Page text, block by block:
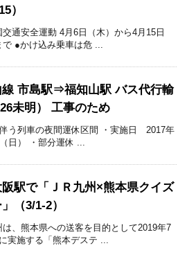
）
交通安全運動 4月6日（木）から4月15日
で ●かけ込み乗車は危 ...
線 市島駅⇒福知山駅 バス代行輸
未明） 工事のため
う列車の夜間運休区間 ・実施日 2017年
日） ・部分運休 ...
阪駅で「ＪＲ九州×熊本県クイズ
（3/1-2）
は、熊本県への送客を目的として2019年7
実施する「熊本デステ ...